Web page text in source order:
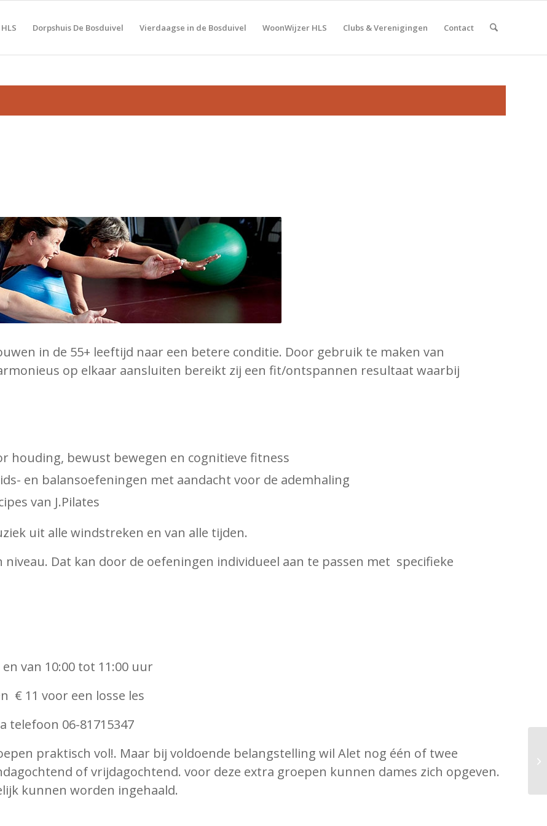
Dorpshuis De Bosduivel Vierdaagse in de Bosduivel WoonWijzer HLS Clubs & Verenigingen Contact
in de 55+ leeftijd naar een betere conditie. Door gebruik te maken van
op elkaar aansluiten bereikt zij een fit/ontspannen resultaat waarbij
houding, bewust bewegen en cognitieve fitness
en balansoefeningen met aandacht voor de ademhaling
van J.Pilates
uit alle windstreken en van alle tijden.
Dat kan door de oefeningen individueel aan te passen met specifieke
van 10:00 tot 11:00 uur
€ 11 voor een losse les
telefoon 06-81715347
praktisch vol!. Maar bij voldoende belangstelling wil Alet nog één of twee
of vrijdagochtend. voor deze extra groepen kunnen dames zich opgeven.
kunnen worden ingehaald.